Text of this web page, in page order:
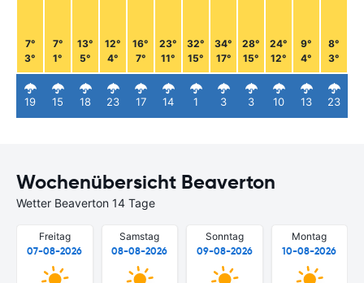
7°
3°
19
7°
1°
15
13°
5°
18
12°
4°
23
16°
7°
17
23°
11°
14
32°
15°
1
34°
17°
3
28°
15°
3
24°
12°
10
9°
4°
13
8°
3°
23
Wochenübersicht Beaverton
Wetter Beaverton 14 Tage
Freitag
07-08-2026
Samstag
08-08-2026
Sonntag
09-08-2026
Montag
10-08-2026